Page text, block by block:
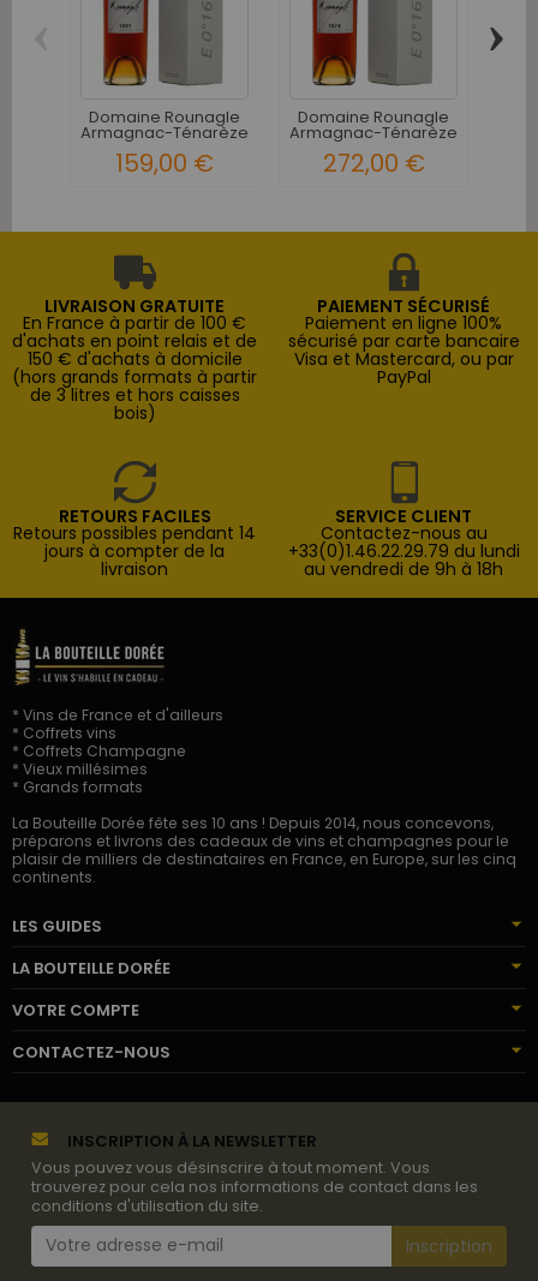
Domaine Rounagle
Armagnac-Ténarèze
159,00 €
Domaine Rounagle
Armagnac-Ténarèze
272,00 €
›
LIVRAISON GRATUITE
En France à partir de 100 €
d'achats en point relais et de
150 € d'achats à domicile
(hors grands formats à partir
de 3 litres et hors caisses
bois)
PAIEMENT SÉCURISÉ
Paiement en ligne 100%
sécurisé par carte bancaire
Visa et Mastercard, ou par
PayPal
RETOURS FACILES
Retours possibles pendant 14
jours à compter de la
livraison
SERVICE CLIENT
Contactez-nous au
+33(0)1.46.22.29.79 du lundi
au vendredi de 9h à 18h
* Vins de France et d'ailleurs
* Coffrets vins
* Coffrets Champagne
* Vieux millésimes
* Grands formats
La Bouteille Dorée fête ses 10 ans ! Depuis 2014, nous concevons,
préparons et livrons des cadeaux de vins et champagnes pour le
plaisir de milliers de destinataires en France, en Europe, sur les cinq
continents.
LES GUIDES
LA BOUTEILLE DORÉE
VOTRE COMPTE
CONTACTEZ-NOUS
INSCRIPTION À LA NEWSLETTER
Vous pouvez vous désinscrire à tout moment. Vous
trouverez pour cela nos informations de contact dans les
conditions d'utilisation du site.